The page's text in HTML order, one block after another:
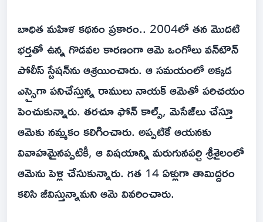
బాధిత మహిళ కథనం ప్రకారం.. 2004లో తన మొదటి
భర్తతో ఉన్న గొడవల కారణంగా ఆమె ఒంగోలు వన్‌టౌన్
పోలీస్ స్టేషన్‌ను ఆశ్రయించారు. ఆ సమయంలో అక్కడ
ఎస్సైగా పనిచేస్తున్న రాములు నాయక్ ఆమెతో పరిచయం
పెంచుకున్నారు. తరచూ ఫోన్ కాల్స్, మెసేజ్‌లు చేస్తూ
ఆమెకు నమ్మకం కలిగించారు. అప్పటికే ఆయనకు
వివాహమైనప్పటికీ, ఆ విషయాన్ని మరుగునపర్చి శ్రీశైలంలో
ఆమెను పెళ్లి చేసుకున్నారు. గత 14 ఏళ్లుగా తామిద్దరం
కలిసి జీవిస్తున్నామని ఆమె వివరించారు.